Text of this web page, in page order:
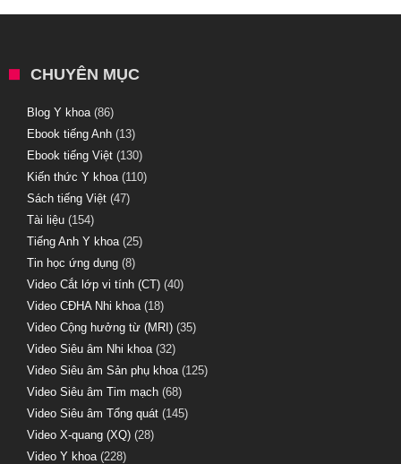
CHUYÊN MỤC
Blog Y khoa (86)
Ebook tiếng Anh (13)
Ebook tiếng Việt (130)
Kiến thức Y khoa (110)
Sách tiếng Việt (47)
Tài liệu (154)
Tiếng Anh Y khoa (25)
Tin học ứng dụng (8)
Video Cắt lớp vi tính (CT) (40)
Video CĐHA Nhi khoa (18)
Video Cộng hưởng từ (MRI) (35)
Video Siêu âm Nhi khoa (32)
Video Siêu âm Sản phụ khoa (125)
Video Siêu âm Tim mạch (68)
Video Siêu âm Tổng quát (145)
Video X-quang (XQ) (28)
Video Y khoa (228)